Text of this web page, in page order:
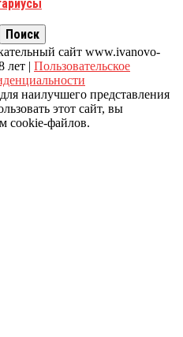
сайт www.ivanovo-
лет | Пользовательское
наилучшего представления
этот сайт, вы
cookie-файлов.